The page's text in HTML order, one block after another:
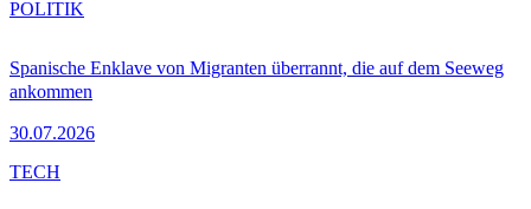
Spanische Enklave von Migranten überrannt, die auf dem Seeweg
ankommen
30.07.2026
POLITIK
TECH